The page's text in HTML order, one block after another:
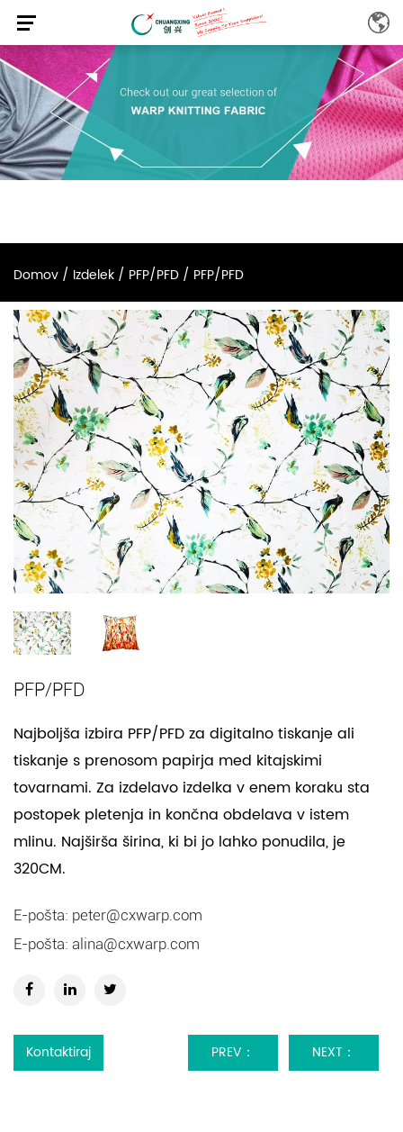
Domov / Izdelek / PFP/PFD / PFP/PFD
PFP/PFD
Najboljša izbira PFP/PFD za digitalno tiskanje ali
tiskanje s prenosom papirja med kitajskimi
tovarnami. Za izdelavo izdelka v enem koraku sta
postopek pletenja in končna obdelava v istem
mlinu. Najširša širina, ki bi jo lahko ponudila, je
320CM.
E-pošta: peter@cxwarp.com
E-pošta: alina@cxwarp.com
Kontaktiraj
PREV：
NEXT：